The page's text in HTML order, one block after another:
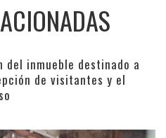
inmueble destinado a
de visitantes y el